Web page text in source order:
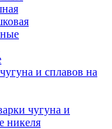
и сплавов на
чугуна и
никеля